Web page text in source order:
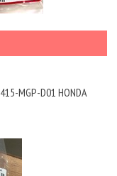
MGP-D01 HONDA